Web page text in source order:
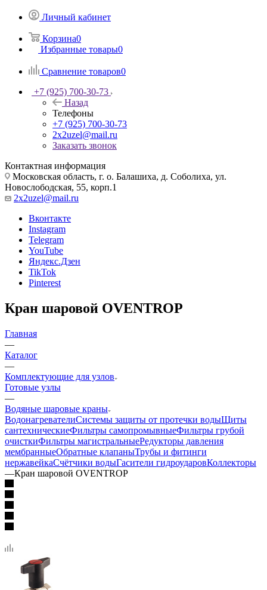
Личный кабинет
Корзина0
Избранные товары0
Сравнение товаров0
+7 (925) 700-30-73
Назад
Телефоны
+7 (925) 700-30-73
2x2uzel@mail.ru
Заказать звонок
Контактная информация
Московская область, г. о. Балашиха, д. Соболиха, ул.
Новослободская, 55, корп.1
2x2uzel@mail.ru
Вконтакте
Instagram
Telegram
YouTube
Яндекс.Дзен
TikTok
Pinterest
Кран шаровой OVENTROP
Главная
—
Каталог
—
Комплектующие для узлов
Готовые узлы
—
Водяные шаровые краны
ВодонагревателиСистемы защиты от протечки водыЩиты
сантехническиеФильтры самопромывныеФильтры грубой
очисткиФильтры магистральныеРедукторы давления
мембранныеОбратные клапаныТрубы и фитинги
нержавейкаСчётчики водыГасители гидроударовКоллекторы
—Кран шаровой OVENTROP